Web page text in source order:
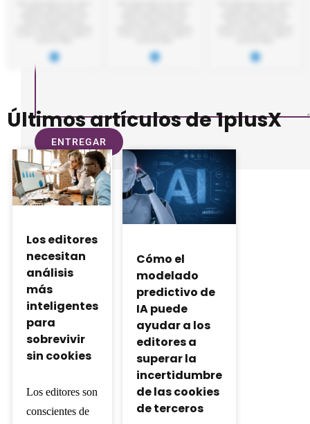
ENTREGAR
Últimos artículos de 1plusX
Los editores
necesitan
análisis
más
inteligentes
para
sobrevivir
sin cookies
Los editores son
conscientes de
Cómo el
modelado
predictivo de
IA puede
ayudar a los
editores a
superar la
incertidumbre
de las cookies
de terceros